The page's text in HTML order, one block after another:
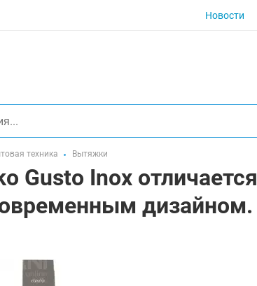
Новости
техника Вытяжки
Gusto Inox
дизайном.